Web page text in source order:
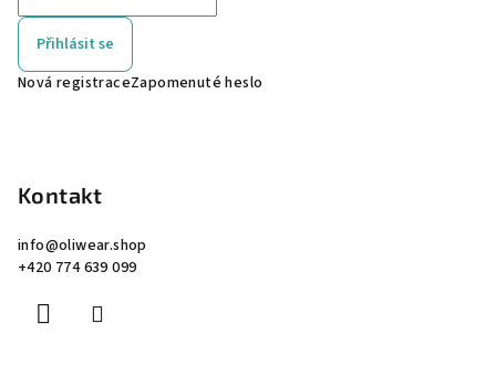
Přihlásit se
Nová registraceZapomenuté heslo
Kontakt
info@oliwear.shop
+420 774 639 099